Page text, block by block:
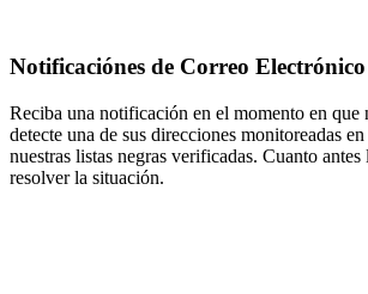
Notificaciónes de Correo Electrónico
Reciba una notificación en el momento en que
detecte una de sus direcciones monitoreadas
nuestras listas negras verificadas. Cuanto antes
resolver la situación.